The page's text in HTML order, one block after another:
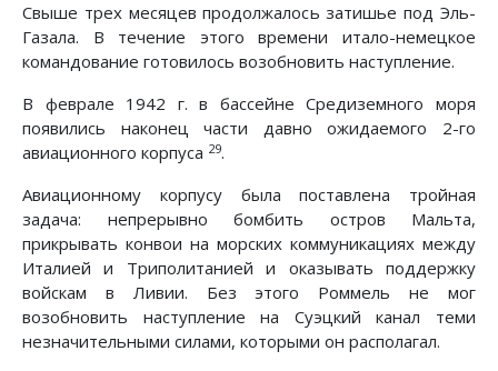
Свыше трех месяцев продолжалось затишье под Эль-
Газала. В течение этого времени итало-немецкое
командование готовилось возобновить наступление.
В феврале 1942 г. в бассейне Средиземного моря
появились наконец части давно ожидаемого 2-го
авиационного корпуса 29.
Авиационному корпусу была поставлена тройная
задача: непрерывно бомбить остров Мальта,
прикрывать конвои на морских коммуникациях между
Италией и Триполитанией и оказывать поддержку
войскам в Ливии. Без этого Роммель не мог
возобновить наступление на Суэцкий канал теми
незначительными силами, которыми он располагал.